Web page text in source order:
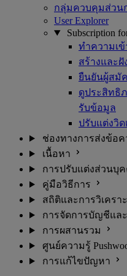
กลุ่มควบคุมส่วน
User Explorer
Subscription
ทำความเข้
สร้างและ
ยืนยันผู้สมัค
ดูประสิทธิ
รับข้อมูล
ปรับแต่งวิ
ช่องทางการส่งข้อค
เนื้อหา
การปรับแต่งส่วนบุ
คู่มือวิธีการ
สถิติและการวิเครา
การจัดการบัญชีแล
การผสานรวม
ศูนย์ความรู้
การแก้ไขปัญหา